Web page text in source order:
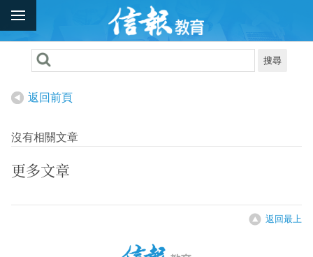
搜尋
返回前頁
沒有相關文章
更多文章
返回最上